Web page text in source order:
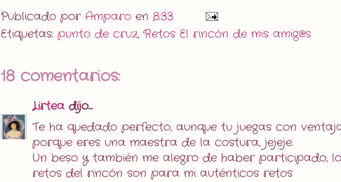
Publicado por Amparo en 8:33
Etiquetas: punto de cruz, Retos El rincón de mis amig@s
18 comentarios:
Lirtea dijo...
Te ha quedado perfecto, aunque tu juegas con
porque eres una maestra de la costura, jejeje.
Un beso y también me alegro de haber participado,
retos del rincón son para mi auténticos retos